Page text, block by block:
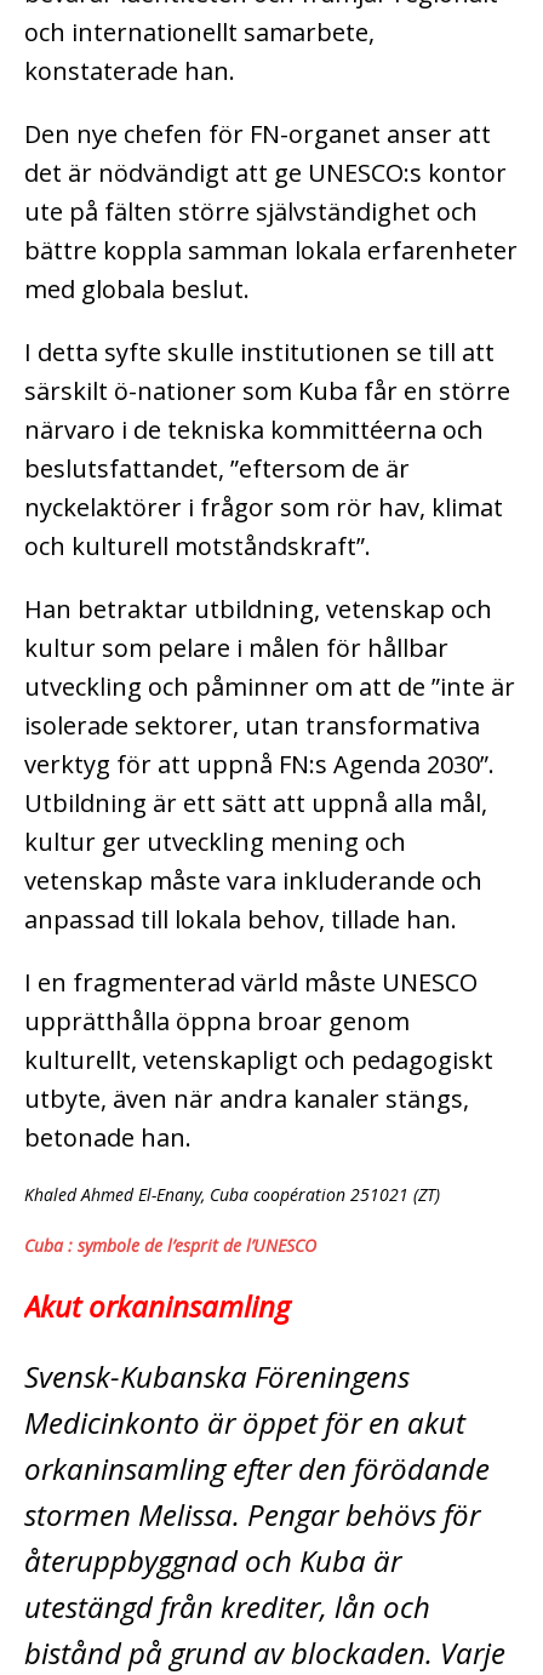
och internationellt samarbete,
konstaterade han.
Den nye chefen för FN-organet anser att
det är nödvändigt att ge UNESCO:s kontor
ute på fälten större självständighet och
bättre koppla samman lokala erfarenheter
med globala beslut.
I detta syfte skulle institutionen se till att
särskilt ö-nationer som Kuba får en större
närvaro i de tekniska kommittéerna och
beslutsfattandet, ”eftersom de är
nyckelaktörer i frågor som rör hav, klimat
och kulturell motståndskraft”.
Han betraktar utbildning, vetenskap och
kultur som pelare i målen för hållbar
utveckling och påminner om att de ”inte är
isolerade sektorer, utan transformativa
verktyg för att uppnå FN:s Agenda 2030”.
Utbildning är ett sätt att uppnå alla mål,
kultur ger utveckling mening och
vetenskap måste vara inkluderande och
anpassad till lokala behov, tillade han.
I en fragmenterad värld måste UNESCO
upprätthålla öppna broar genom
kulturellt, vetenskapligt och pedagogiskt
utbyte, även när andra kanaler stängs,
betonade han.
Khaled Ahmed El-Enany, Cuba coopération 251021 (ZT)
Cuba : symbole de l’esprit de l’UNESCO
Akut orkaninsamling
Svensk-Kubanska Föreningens
Medicinkonto är öppet för en akut
orkaninsamling­ efter den förödande
stormen Melissa. Pengar behövs för
återuppbyggnad och Kuba är
utestängd från krediter, lån och
bistånd på grund av blockaden. Varje